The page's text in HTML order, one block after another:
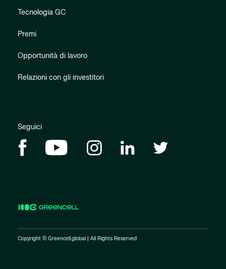
Tecnologia GC
Premi
Opportunità di lavoro
Relazioni con gli investitori
Seguici
Copyright © Greencell.global | All Rights Reserved